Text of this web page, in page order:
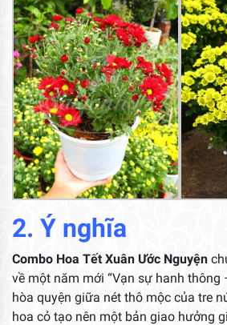
2. Ý nghĩa
Combo Hoa Tết Xuân Ước Nguyện
về một năm mới “Vạn sự hanh thông
hòa quyện giữa nét thô mộc của tre
hoa cỏ tạo nên một bản giao hưởng